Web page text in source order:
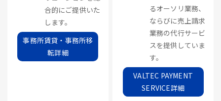
合的にご提供いた
します。
事務所賃貸・事務所移
転詳細
るオーソリ業務、
ならびに売上請求
業務の代行サービ
スを提供していま
す。
VALTEC PAYMENT
SERVICE詳細